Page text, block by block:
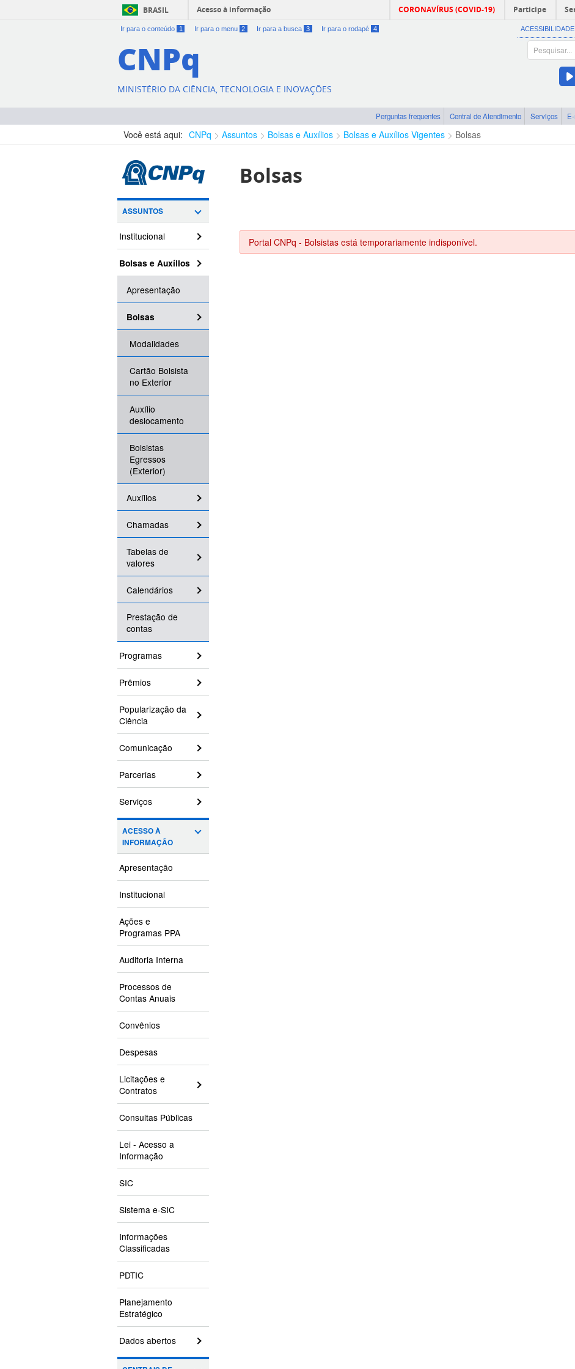
BRASIL Acesso à informação CORONAVÍRUS (COVID-19) Participe
Ir para o conteúdo 1 Ir para o menu 2 Ir para a busca 3 Ir para o rodapé 4 ACESSIBILIDADE
CNPq
MINISTÉRIO DA CIÊNCIA, TECNOLOGIA E INOVAÇÕES
Perguntas frequentes Central de Atendimento Serviços
Você está aqui: CNPq Assuntos Bolsas e Auxílios Bolsas e Auxílios Vigentes Bolsas
ASSUNTOS
Institucional
Bolsas e Auxílios
Apresentação
Bolsas
Modalidades
Cartão Bolsista
no Exterior
Auxílio
deslocamento
Bolsistas
Egressos
(Exterior)
Auxílios
Chamadas
Tabelas de
valores
Calendários
Prestação de
contas
Programas
Prêmios
Popularização da
Ciência
Comunicação
Parcerias
Serviços
ACESSO À
INFORMAÇÃO
Apresentação
Institucional
Ações e
Programas PPA
Auditoria Interna
Processos de
Contas Anuais
Convênios
Despesas
Licitações e
Contratos
Consultas Públicas
Lei - Acesso a
Informação
SIC
Sistema e-SIC
Informações
Classificadas
PDTIC
Planejamento
Estratégico
Dados abertos
Bolsas
Portal CNPq - Bolsistas está temporariamente indisponível.